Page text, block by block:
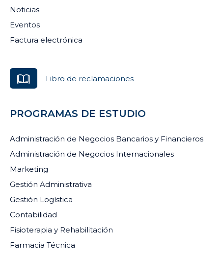
Noticias
Eventos
Factura electrónica
Libro de reclamaciones
PROGRAMAS DE ESTUDIO
Administración de Negocios Bancarios y Financieros
Administración de Negocios Internacionales
Marketing
Gestión Administrativa
Gestión Logística
Contabilidad
Fisioterapia y Rehabilitación
Farmacia Técnica